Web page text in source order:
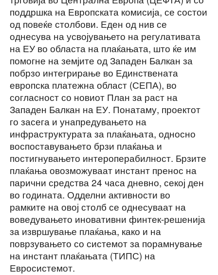
поддршка на Европската комисија, се состои
од повеќе столбови. Еден од нив се
однесува на усвојувањето на регулативата
на ЕУ во областа на плаќањата, што ќе им
помогне на земјите од Западен Балкан за
побрзо интегрирање во Единствената
европска платежна област (СЕПА), во
согласност со новиот План за раст на
Западен Балкан на ЕУ. Понатаму, проектот
го засега и унапредувањето на
инфраструктурата за плаќањата, односно
воспоставувањето брзи плаќања и
постигнувањето интероперабилност. Брзите
плаќања овозможуваат инстант пренос на
парични средства 24 часа дневно, секој ден
во годината. Одделни активности во
рамките на овој столб се однесуваат на
воведувањето иновативни финтек-решенија
за извршување плаќања, како и на
поврзувањето со системот за порамнување
на инстант плаќањата (ТИПС) на
Евросистемот.